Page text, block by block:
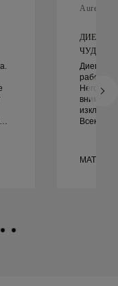
Aurelle in
ДИЕГО
ЧУДЕСЕН
Диего
работа
Всеки
го